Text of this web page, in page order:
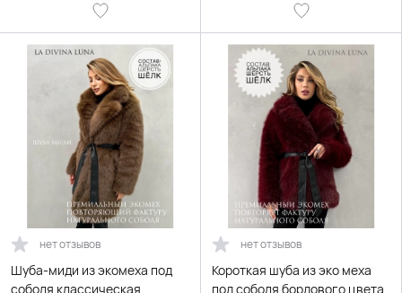
нет отзывов
Шуба-миди из экомеха под
соболя классическая
нет отзывов
Короткая шуба из эко меха
под соболя бордового цвета